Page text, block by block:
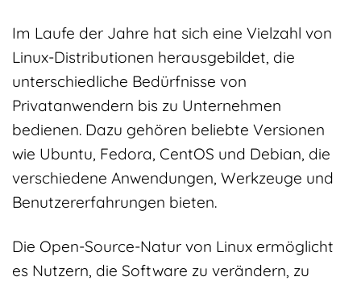
Im Laufe der Jahre hat sich eine Vielzahl von
Linux-Distributionen herausgebildet, die
unterschiedliche Bedürfnisse von
Privatanwendern bis zu Unternehmen
bedienen. Dazu gehören beliebte Versionen
wie Ubuntu, Fedora, CentOS und Debian, die
verschiedene Anwendungen, Werkzeuge und
Benutzererfahrungen bieten.
Die Open-Source-Natur von Linux ermöglicht
es Nutzern, die Software zu verändern, zu